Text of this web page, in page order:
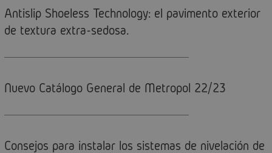
Antislip Shoeless Technology: el pavimento exterior
de textura extra-sedosa.
Nuevo Catálogo General de Metropol 22/23
Consejos para instalar los sistemas de nivelación de